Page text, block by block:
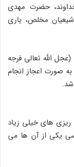
حضرت مهدی
مخلص، یاری
الله تعالی فرجه
صورت اعجاز انجام
های خیلی زیاد
یکی از آن ها می